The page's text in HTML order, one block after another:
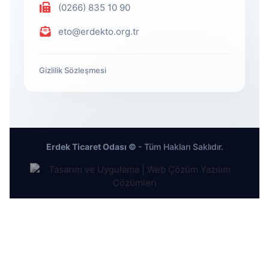
(0266) 835 10 90
eto@erdekto.org.tr
Gizlilik Sözleşmesi
Erdek Ticaret Odası © - Tüm Hakları Saklıdır.